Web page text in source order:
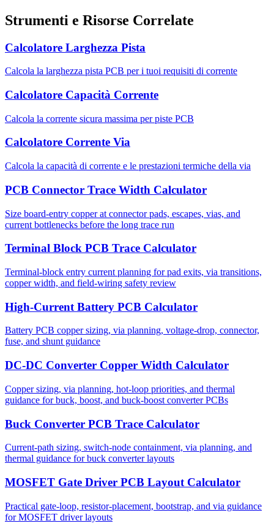
Strumenti e Risorse Correlate
Calcolatore Larghezza Pista
Calcola la larghezza pista PCB per i tuoi requisiti di corrente
Calcolatore Capacità Corrente
Calcola la corrente sicura massima per piste PCB
Calcolatore Corrente Via
Calcola la capacità di corrente e le prestazioni termiche della via
PCB Connector Trace Width Calculator
Size board-entry copper at connector pads, escapes, vias, and
current bottlenecks before the long trace run
Terminal Block PCB Trace Calculator
Terminal-block entry current planning for pad exits, via transitions,
copper width, and field-wiring safety review
High-Current Battery PCB Calculator
Battery PCB copper sizing, via planning, voltage-drop, connector,
fuse, and shunt guidance
DC-DC Converter Copper Width Calculator
Copper sizing, via planning, hot-loop priorities, and thermal
guidance for buck, boost, and buck-boost converter PCBs
Buck Converter PCB Trace Calculator
Current-path sizing, switch-node containment, via planning, and
thermal guidance for buck converter layouts
MOSFET Gate Driver PCB Layout Calculator
Practical gate-loop, resistor-placement, bootstrap, and via guidance
for MOSFET driver layouts